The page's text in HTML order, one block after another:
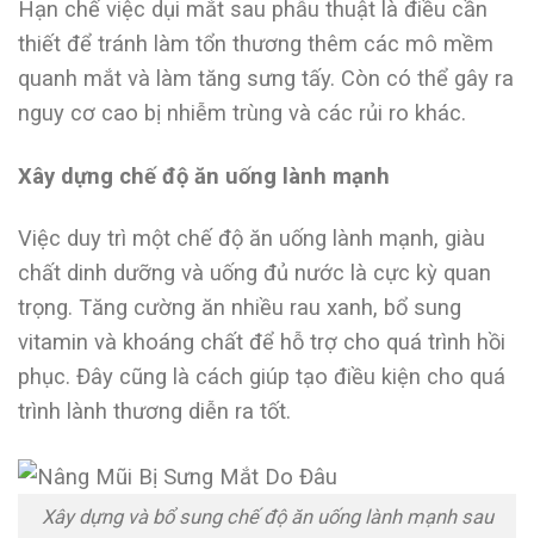
Hạn chế việc dụi mắt sau phẫu thuật là điều cần
thiết để tránh làm tổn thương thêm các mô mềm
quanh mắt và làm tăng sưng tấy. Còn có thể gây ra
nguy cơ cao bị nhiễm trùng và các rủi ro khác.
Xây dựng chế độ ăn uống lành mạnh
Việc duy trì một chế độ ăn uống lành mạnh, giàu
chất dinh dưỡng và uống đủ nước là cực kỳ quan
trọng. Tăng cường ăn nhiều rau xanh, bổ sung
vitamin và khoáng chất để hỗ trợ cho quá trình hồi
phục. Đây cũng là cách giúp tạo điều kiện cho quá
trình lành thương diễn ra tốt.
Xây dựng và bổ sung chế độ ăn uống lành mạnh sau